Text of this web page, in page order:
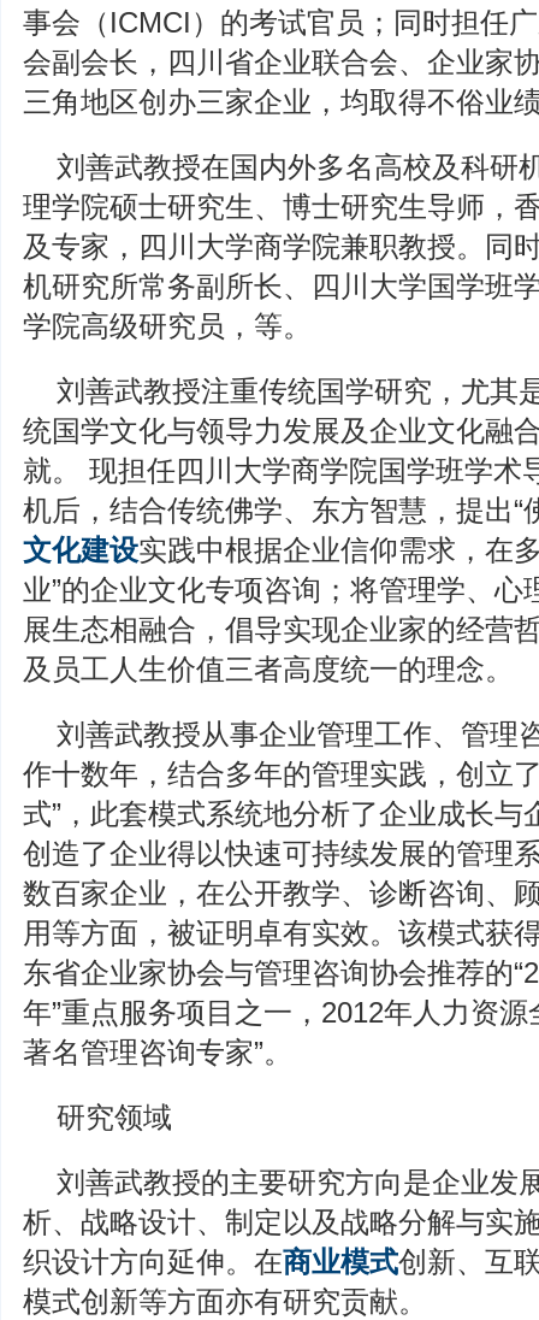
事会（ICMCI）的考试官员；同时担任
会副会长，四川省企业联合会、企业家
三角地区创办三家企业，均取得不俗业
刘善武教授在国内外多名高校及科研
理学院硕士研究生、博士研究生导师，
及专家，四川大学商学院兼职教授。同
机研究所常务副所长、四川大学国学班
学院高级研究员，等。
刘善武教授注重传统国学研究，尤其
统国学文化与领导力发展及企业文化融
就。 现担任四川大学商学院国学班学术
机后，结合传统佛学、东方智慧，提出“
文化建设实践中根据企业信仰需求，在
业”的企业文化专项咨询；将管理学、心
展生态相融合，倡导实现企业家的经营
及员工人生价值三者高度统一的理念。
刘善武教授从事企业管理工作、管理
作十数年，结合多年的管理实践，创立
式”，此套模式系统地分析了企业成长与
创造了企业得以快速可持续发展的管理
数百家企业，在公开教学、诊断咨询、
用等方面，被证明卓有实效。该模式获
东省企业家协会与管理咨询协会推荐的
年”重点服务项目之一，2012年人力资源
著名管理咨询专家”。
研究领域
刘善武教授的主要研究方向是企业发
析、战略设计、制定以及战略分解与实
织设计方向延伸。在商业模式创新、互
模式创新等方面亦有研究贡献。